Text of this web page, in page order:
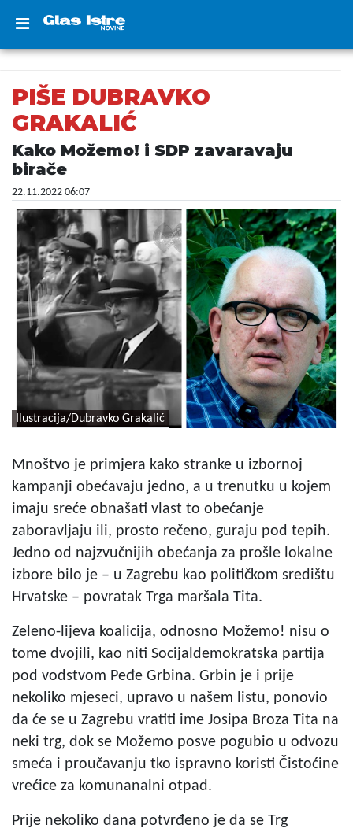
PIŠE DUBRAVKO
GRAKALIĆ
Kako Možemo! i SDP zavaravaju
birače
22.11.2022 06:07
Ilustracija/Dubravko Grakalić
Mnoštvo je primjera kako stranke u izbornoj
kampanji obećavaju jedno, a u trenutku u kojem
imaju sreće obnašati vlast to obećanje
zaboravljaju ili, prosto rečeno, guraju pod tepih.
Jedno od najzvučnijih obećanja za prošle lokalne
izbore bilo je – u Zagrebu kao političkom središtu
Hrvatske – povratak Trga maršala Tita.
Zeleno-lijeva koalicija, odnosno Možemo! nisu o
tome dvojili, kao niti Socijaldemokratska partija
pod vodstvom Peđe Grbina. Grbin je i prije
nekoliko mjeseci, upravo u našem listu, ponovio
da će se u Zagrebu vratiti ime Josipa Broza Tita na
neki trg, dok se Možemo posve pogubio u odvozu
smeća i proučavanju tko ispravno koristi Čistoćine
vrećice za komunanalni otpad.
Prije nekoliko dana potvrđeno je da se Trg